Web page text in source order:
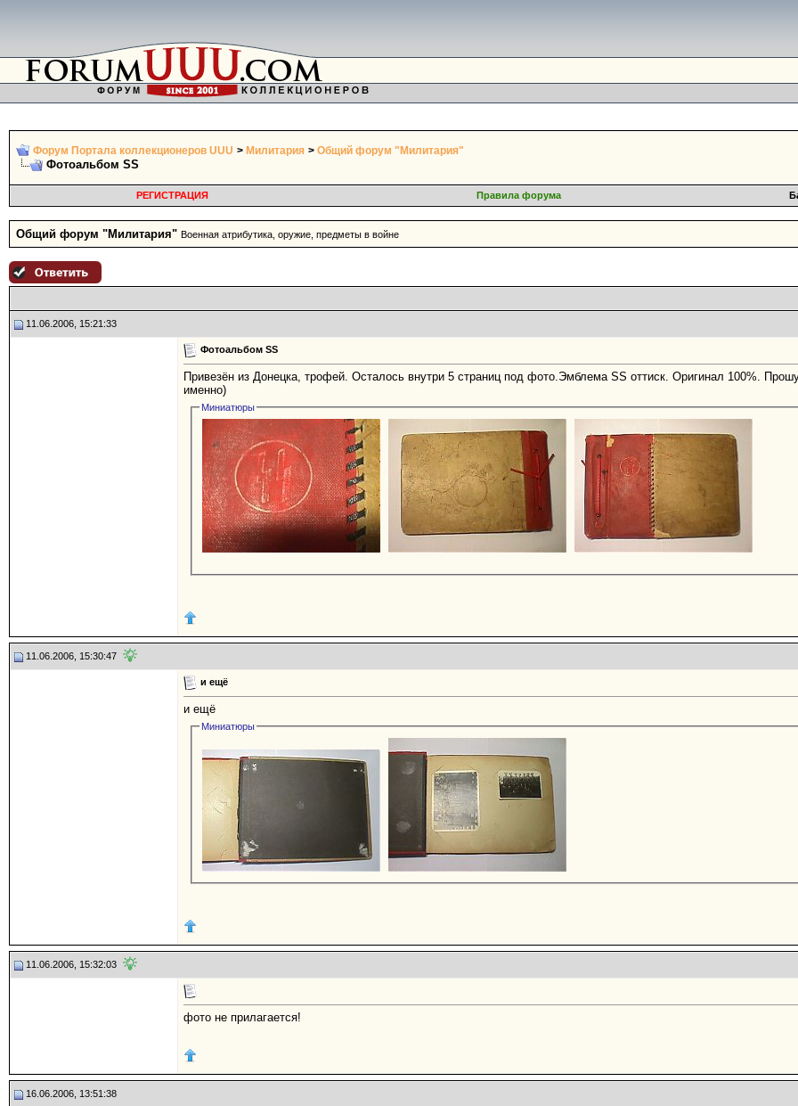
Форум Портала коллекционеров UUU > Милитария > Общий форум "Милитария"
Фотоальбом SS
РЕГИСТРАЦИЯ Правила форума
Общий форум "Милитария" Военная атрибутика, оружие, предметы в войне
11.06.2006, 15:21:33
Фотоальбом SS
Привезён из Донецка, трофей. Осталось внутри 5 страниц под фото.Эмблема SS оттиск. Оригинал 100%.
именно)
Миниатюры
11.06.2006, 15:30:47
и ещё
и ещё
Миниатюры
11.06.2006, 15:32:03
фото не прилагается!
16.06.2006, 13:51:38